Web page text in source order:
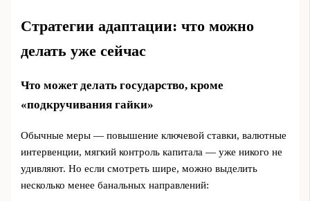
Стратегии адаптации: что можно
делать уже сейчас
Что может делать государство, кроме
«подкручивания гайки»
Обычные меры — повышение ключевой ставки, валютные
интервенции, мягкий контроль капитала — уже никого не
удивляют. Но если смотреть шире, можно выделить
несколько менее банальных направлений: